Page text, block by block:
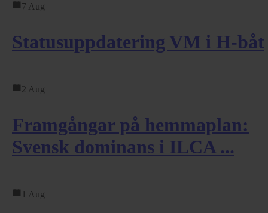
7 Aug
Statusuppdatering VM i H-båt
2 Aug
Framgångar på hemmaplan:
Svensk dominans i ILCA ...
1 Aug